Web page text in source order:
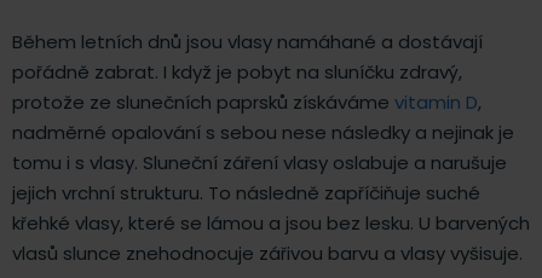
Během letních dnů jsou vlasy namáhané a dostávají
pořádně zabrat. I když je pobyt na sluníčku zdravý,
protože ze slunečních paprsků získáváme vitamin D,
nadměrné opalování s sebou nese následky a nejinak je
tomu i s vlasy. Sluneční záření vlasy oslabuje a narušuje
jejich vrchní strukturu. To následně zapříčiňuje suché
křehké vlasy, které se lámou a jsou bez lesku. U barvených
vlasů slunce znehodnocuje zářivou barvu a vlasy vyšisuje.